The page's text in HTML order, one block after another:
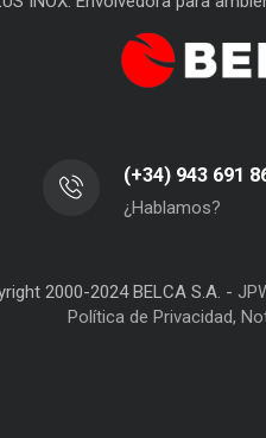
(+34) 943 691
¿Hablamos?
2000-2024 BELCA S.A. -
Política de Privacidad,